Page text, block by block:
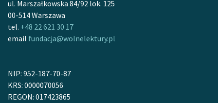
ul. Marszałkowska 84/92 lok. 125
00-514 Warszawa
tel. +48 22 621 30 17
email fundacja@wolnelektury.pl
NIP: 952-187-70-87
KRS: 0000070056
REGON: 017423865